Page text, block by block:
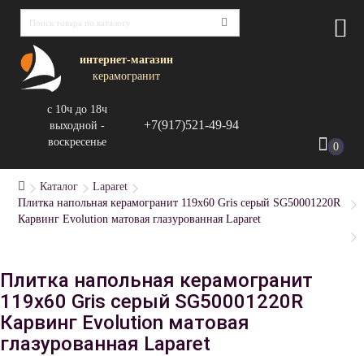
интернет-магазин
керамогранит
с 10ч до 18ч
выходной -
воскресенье
+7(917)521-49-94
0
Каталог
Laparet
Плитка напольная керамогранит 119x60 Gris серый SG50001220R
Карвинг Evolution матовая глазурованная Laparet
Плитка напольная керамогранит
119x60 Gris серый SG50001220R
Карвинг Evolution матовая
глазурованная Laparet